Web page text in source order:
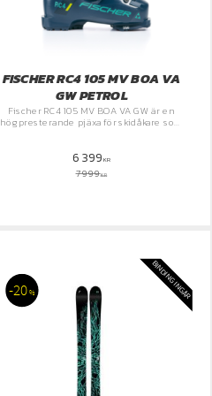
FISCHER RC4 105 MV BOA VA
GW PETROL
Fischer RC4 105 MV BOA VA GW är en
högpresterande pjäxa för skidåkare som
6 399KR
7 999KR
20 % BINDING INGÅR